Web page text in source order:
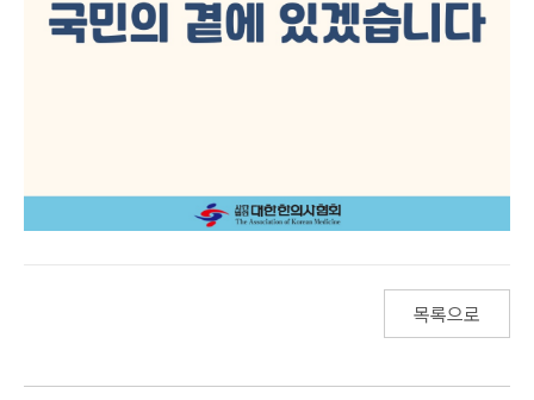
목록으로